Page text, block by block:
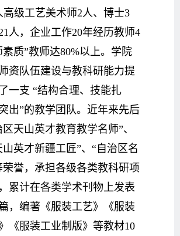
高级工艺美术师2人、博士3
人，企业工作20年经历教师4
素质”教师达80%以上。学院
资队伍建设与教科研能力提
一支 “结构合理、技能扎
出”的教学团队。近年来先后
天山英才教育教学名师”、
英才新疆工匠”、“自治区名
荣誉，承担各级各类教科研项
累计在各类学术刊物上发表
，编著《服装工艺》《服装
《服装工业制版》等教材10